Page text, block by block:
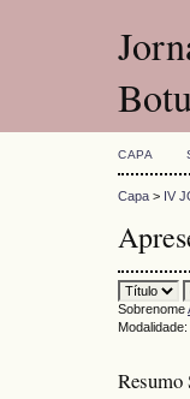
CAPA
Capa > IV
Sobrenome
Modalidade:
Resumo